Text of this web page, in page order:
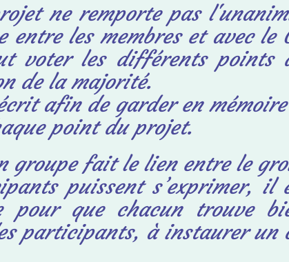
ne remporte pas
entre les membres et avec le
voter les différents points
de lamajorité.
afin de garder en
point du projet.
groupe fait le lien entre le
puissent s’exprimer, il
pour que chacun trouve
participants, à instaurer